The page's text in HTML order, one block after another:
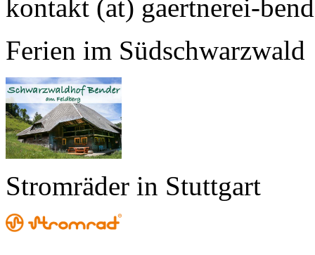
kontakt (at) gaertnerei-
Ferien im Südschwarzwald
Stromräder in Stuttgart